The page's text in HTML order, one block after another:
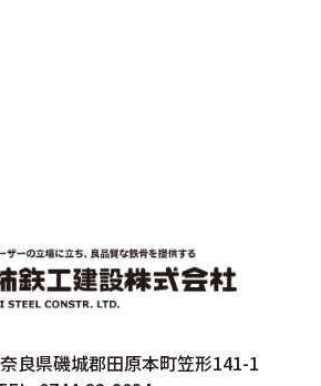
良県磯城郡田原本町笠形141-1